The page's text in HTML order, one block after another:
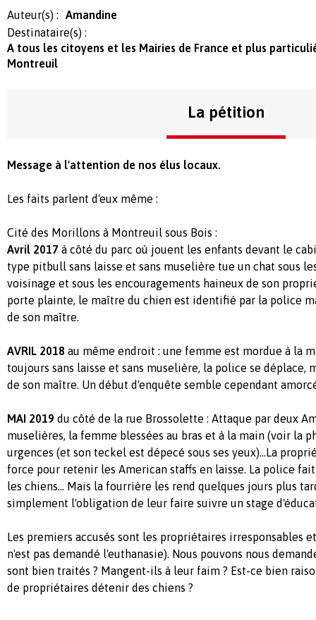
Auteur(s) :
Amandine
Destinataire(s) :
A tous les citoyens et les Mairies de France et plus
Montreuil
La pétition
Message à l'attention de nos élus locaux.
Les faits parlent d'eux même :
Cité des Morillons à Montreuil sous Bois :
Avril 2017 à côté du parc où jouent les enfants devant le
type pitbull sans laisse et sans muselière tue un chat sous
voisinage et sous les encouragements haineux de son
porte plainte, le maître du chien est identifié par la police
de son maître.
AVRIL 2018 au même endroit : une femme est mordue à la
toujours sans laisse et sans muselière, la police se déplace,
de son maître. Un début d'enquête semble cependant
MAI 2019 du côté de la rue Brossolette : Attaque par deux
muselières, la femme blessées au bras et à la main (voir la
urgences (et son teckel est dépecé sous ses yeux)...La
force pour retenir les American staffs en laisse. La police
les chiens… Mais la fourrière les rend quelques jours plus
simplement l'obligation de leur faire suivre un stage
Les premiers accusés sont les propriétaires irresponsables
n'est pas demandé l'euthanasie). Nous pouvons nous
sont bien traités ? Mangent-ils à leur faim ? Est-ce bien
de propriétaires détenir des chiens ?